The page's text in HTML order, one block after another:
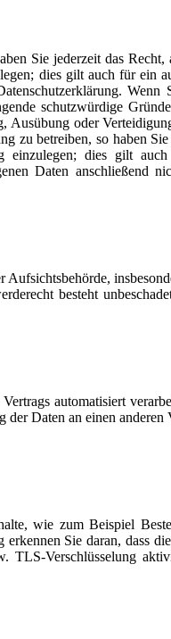
Sie jederzeit das Recht,
dies gilt auch für ein
schutzwürdige
oder
zu betreiben, so haben
einzulegen; dies gilt
Daten anschließend
besteht
automatisiert
Daten an einen
wie zum Beispiel
Sie daran, dass
TLS-Verschlüsselung